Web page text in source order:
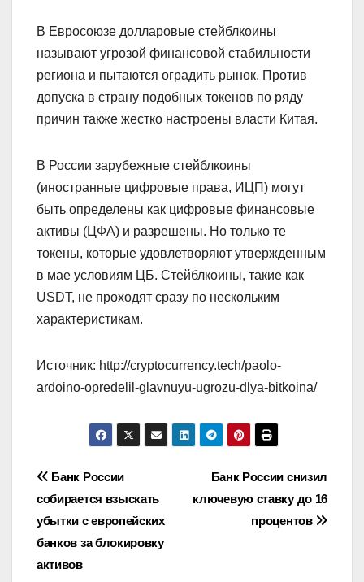
В Евросоюзе долларовые стейблкоины
называют угрозой финансовой стабильности
региона и пытаются оградить рынок. Против
допуска в страну подобных токенов по ряду
причин также жестко настроены власти Китая.
В России зарубежные стейблкоины
(иностранные цифровые права, ИЦП) могут
быть определены как цифровые финансовые
активы (ЦФА) и разрешены. Но только те
токены, которые удовлетворяют утвержденным
в мае условиям ЦБ. Стейблкоины, такие как
USDT, не проходят сразу по нескольким
характеристикам.
Источник: http://cryptocurrency.tech/paolo-
ardoino-opredelil-glavnuyu-ugrozu-dlya-bitkoina/
Навигация
по
записям
Банк России снизил
ключевую ставку до 16
процентов
Банк России
собирается взыскать
убытки с европейских
банков за блокировку
активов